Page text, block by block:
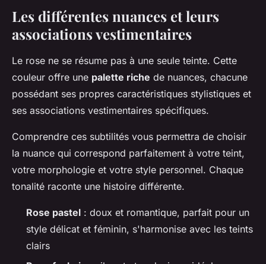
Les différentes nuances et leurs
associations vestimentaires
Le rose ne se résume pas à une seule teinte. Cette
couleur offre une palette riche de nuances, chacune
possédant ses propres caractéristiques stylistiques et
ses associations vestimentaires spécifiques.
Comprendre ces subtilités vous permettra de choisir
la nuance qui correspond parfaitement à votre teint,
votre morphologie et votre style personnel. Chaque
tonalité raconte une histoire différente.
Rose pastel : doux et romantique, parfait pour un
style délicat et féminin, s'harmonise avec les teints
clairs